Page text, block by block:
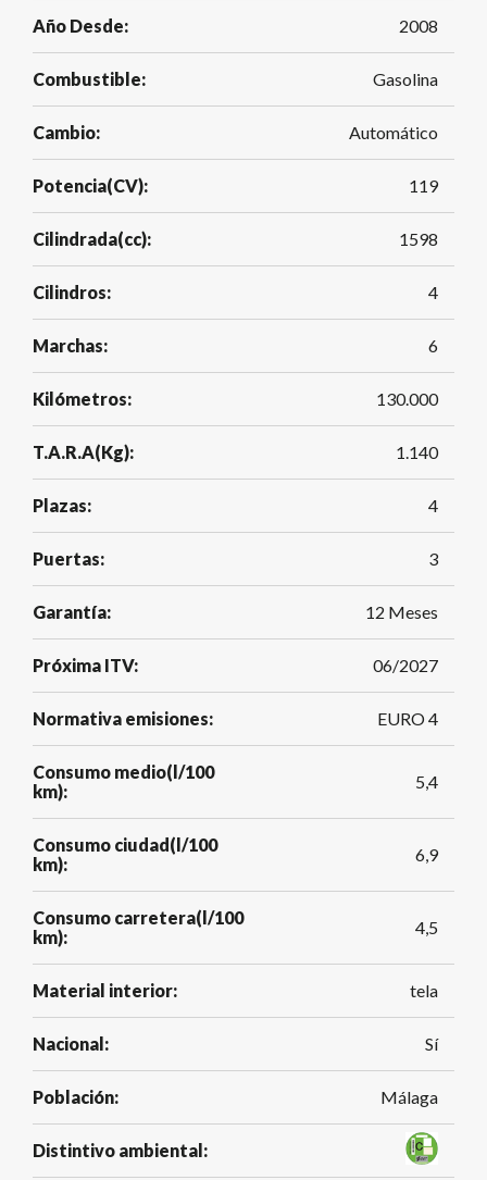
Año Desde: 2008
Combustible: Gasolina
Cambio: Automático
Potencia(CV): 119
Cilindrada(cc): 1598
Cilindros: 4
Marchas: 6
Kilómetros: 130.000
T.A.R.A(Kg): 1.140
Plazas: 4
Puertas: 3
Garantía: 12 Meses
Próxima ITV: 06/2027
Normativa emisiones: EURO 4
Consumo medio(l/100
km):
5,4
Consumo ciudad(l/100
km):
6,9
Consumo carretera(l/100
km):
4,5
Material interior: tela
Nacional: Sí
Población: Málaga
Distintivo ambiental: